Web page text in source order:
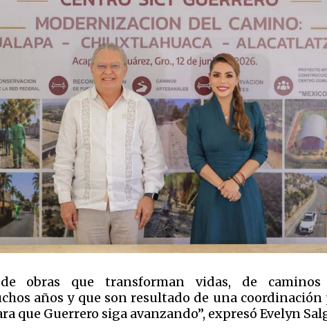
de obras que transforman vidas, de
años y que son resultado de una
que Guerrero siga avanzando”, expresó Evelyn